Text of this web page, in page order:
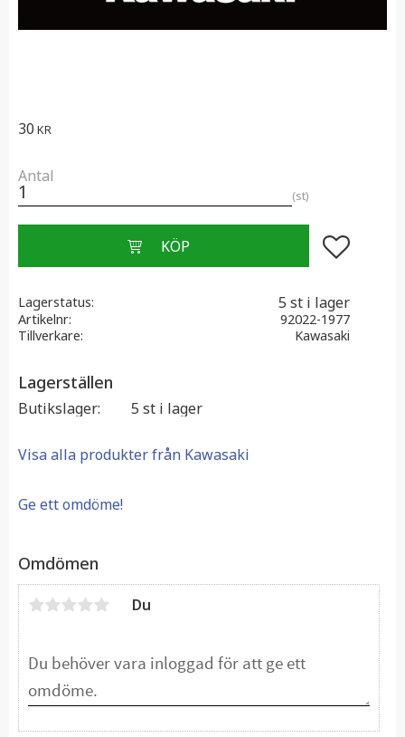
30 KR
Antal
st
Lägg till i
Lagerstatus 5 st i lager
Artikelnr
92022-1977
Tillverkare
Kawasaki
Lagerställen
Butikslager 5 st i lager
Visa alla produkter från Kawasaki
Ge ett omdöme!
Omdömen
Du